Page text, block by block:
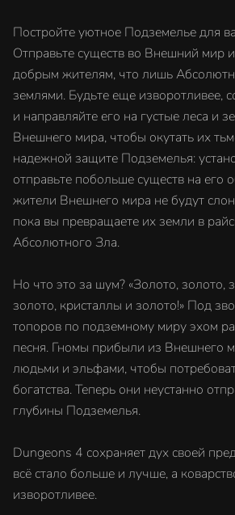
Постройте уютное Подземелье для
Отправьте существ во Внешний мир
добрым жителям, что лишь
землями. Будьте еще изворотливее,
и направляйте его на густые леса и
Внешнего мира, чтобы окутать их
надежной защите Подземелья:
отправьте побольше существ на его
жители Внешнего мира не будут
пока вы превращаете их земли в
Абсолютного Зла.
Но что это за шум? «Золото, золото,
золото, кристаллы и золото!» Под
топоров по подземному миру эхом
песня. Гномы прибыли из Внешнего
людьми и эльфами, чтобы
богатства. Теперь они неустанно
глубины Подземелья.
Dungeons 4 сохраняет дух своей
всё стало больше и лучше, а
изворотливее.